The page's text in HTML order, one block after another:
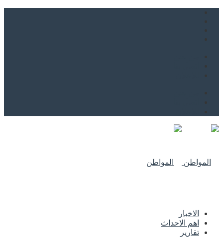
الاخبار
اهم الاحداث
تقارير